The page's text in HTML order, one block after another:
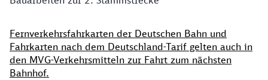
Fernverkehrsfahrkarten der Deutschen Bahn und
Fahrkarten nach dem Deutschland-Tarif gelten auch in
den MVG-Verkehrsmitteln zur Fahrt zum nächsten
Bahnhof.